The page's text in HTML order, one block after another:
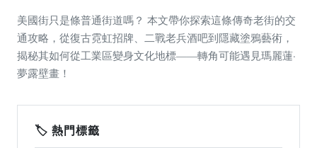
美國街只是條普通街道嗎？ 本文帶你探索這條傳奇老街的交
通攻略，從復古霓虹招牌、二戰老兵酒吧到隱藏塗鴉藝術，
揭秘其如何從工業區變身文化地標——轉角可能遇見瑪麗蓮·
夢露壁畫！
🏷️ 熱門標籤